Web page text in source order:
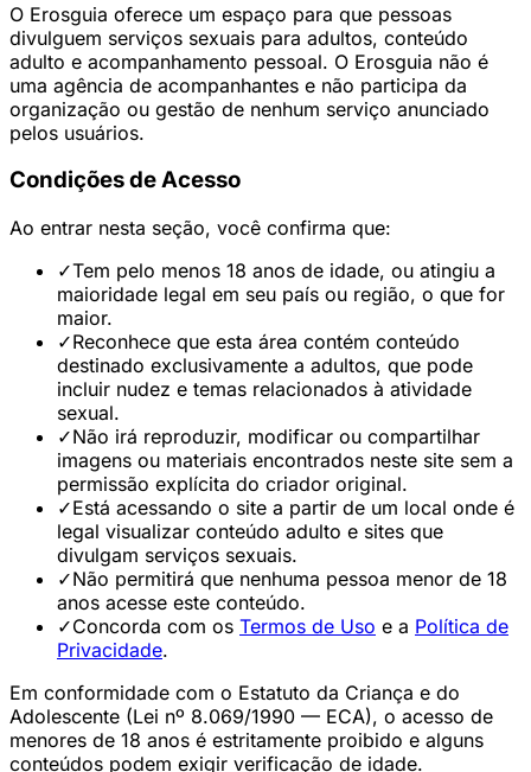
O Erosguia oferece um espaço para que pessoas
divulguem serviços sexuais para adultos, conteúdo
adulto e acompanhamento pessoal. O Erosguia não é
uma agência de acompanhantes e não participa da
organização ou gestão de nenhum serviço anunciado
pelos usuários.
Condições de Acesso
Ao entrar nesta seção, você confirma que:
✓Tem pelo menos 18 anos de idade, ou atingiu a
maioridade legal em seu país ou região, o que for
maior.
✓Reconhece que esta área contém conteúdo
destinado exclusivamente a adultos, que pode
incluir nudez e temas relacionados à atividade
sexual.
✓Não irá reproduzir, modificar ou compartilhar
imagens ou materiais encontrados neste site sem a
permissão explícita do criador original.
✓Está acessando o site a partir de um local onde é
legal visualizar conteúdo adulto e sites que
divulgam serviços sexuais.
✓Não permitirá que nenhuma pessoa menor de 18
anos acesse este conteúdo.
✓Concorda com os Termos de Uso e a Política de
Privacidade.
Em conformidade com o Estatuto da Criança e do
Adolescente (Lei nº 8.069/1990 — ECA), o acesso de
menores de 18 anos é estritamente proibido e alguns
conteúdos podem exigir verificação de idade.